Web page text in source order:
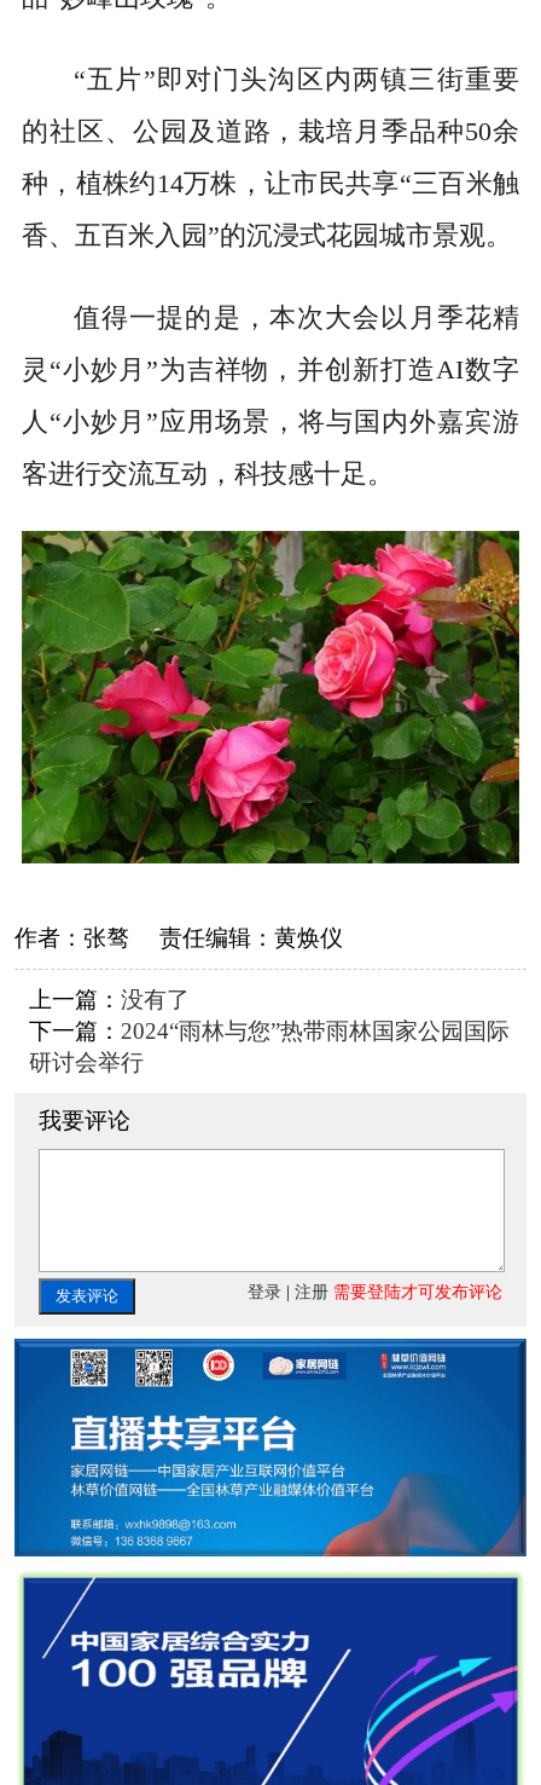
“五片”即对门头沟区内两镇三街重要
的社区、公园及道路，栽培月季品种50余
种，植株约14万株，让市民共享“三百米触
香、五百米入园”的沉浸式花园城市景观。
值得一提的是，本次大会以月季花精
灵“小妙月”为吉祥物，并创新打造AI数字
人“小妙月”应用场景，将与国内外嘉宾游
客进行交流互动，科技感十足。
作者： 张骜 责任编辑： 黄焕仪
上一篇： 没有了
下一篇： 2024“雨林与您”热带雨林国家公园国际
研讨会举行
我要评论
发表评论 登录 |注册 需要登陆才可发布评论